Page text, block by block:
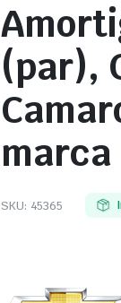
(par),
marca
SKU: 45365